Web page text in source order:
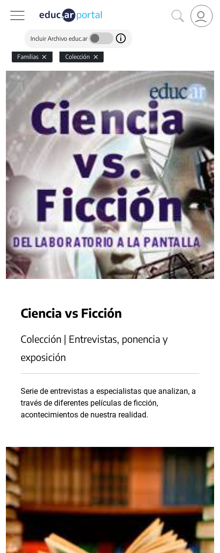
Incluir Archivo educ.ar
Familias Colección
Ciencia vs Ficción
Colección | Entrevistas, ponencia y
exposición
Serie de entrevistas a especialistas que analizan, a
través de diferentes películas de ficción,
acontecimientos de nuestra realidad.